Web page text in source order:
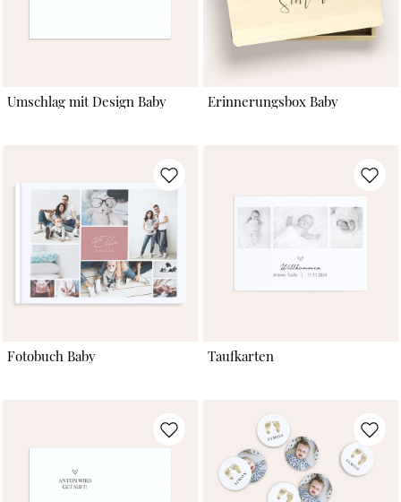
Umschlag mit Design Baby Erinnerungsbox Baby
Fotobuch Baby Taufkarten